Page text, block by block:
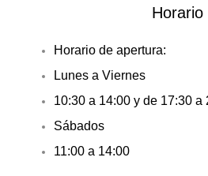
Horario
Horario de apertura:
Lunes a Viernes
10:30 a 14:00 y de 17:30 a
Sábados
11:00 a 14:00